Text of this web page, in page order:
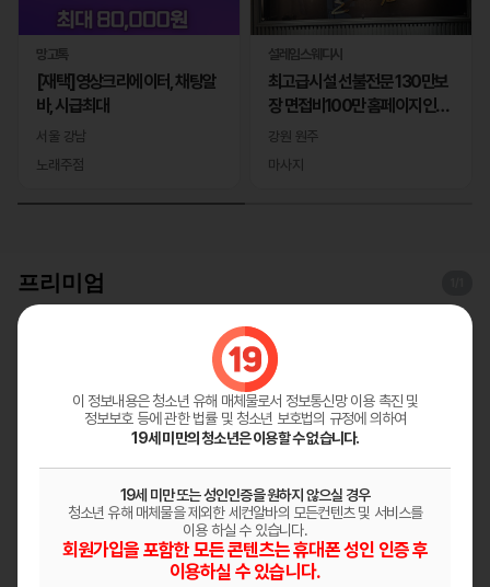
망고톡
[재택]영상크리에이터, 채팅알
바, 시급최대
서울 강남
노래주점
설레임스웨디시
최고급시설 선불전문 130만보
장 면접비100만 홈페이지인증
완료
강원 원주
마사지
프리미엄
깨끗한 분위기의 샵 상시모집
대전 대덕구 마사지
헤븐
✨ 매니저님들 어서 오세요 ✨
울산 남구 마사지
레이테라피
이 정보내용은 청소년 유해 매체물로서 정보통신망 이용 촉진 및
정보보호 등에 관한 법률 및 청소년 보호법의 규정에 의하여
19세 미만의 청소년은 이용할 수 없습니다.
19세 미만 또는 성인인증을 원하지 않으실 경우
청소년 유해 매체물을 제외한 세컨알바의 모든컨텐츠 및 서비스를
이용 하실 수 있습니다.
회원가입을 포함한 모든 콘텐츠는 휴대폰 성인 인증 후
이용하실 수 있습니다.